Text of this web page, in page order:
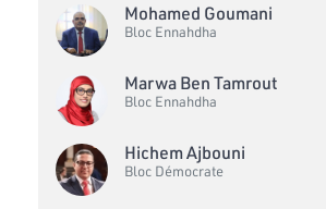
Mohamed Goumani
Bloc Ennahdha
Marwa Ben Tamrout
Bloc Ennahdha
Hichem Ajbouni
Bloc Démocrate